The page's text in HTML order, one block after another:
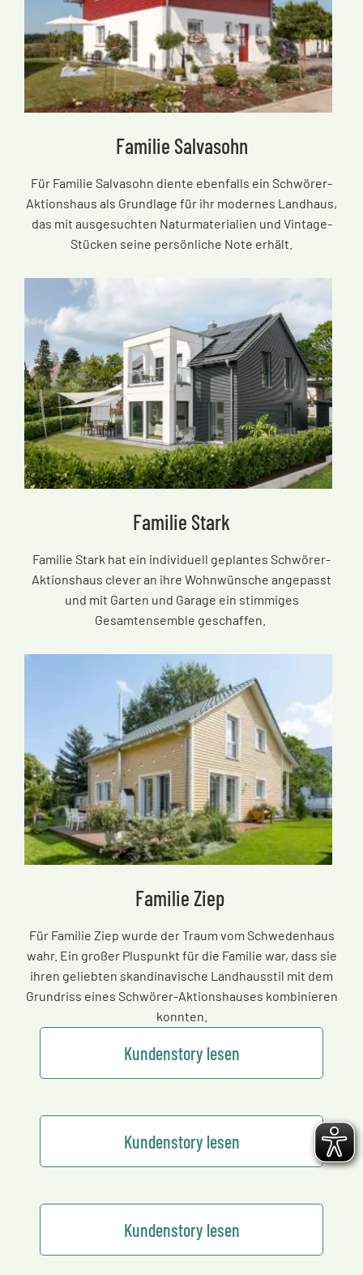
Familie Salvasohn
Für Familie Salvasohn diente ebenfalls ein Schwörer-
Aktionshaus als Grundlage für ihr modernes Landhaus,
das mit ausgesuchten Naturmaterialien und Vintage-
Stücken seine persönliche Note erhält.
Familie Stark
Familie Stark hat ein individuell geplantes Schwörer-
Aktionshaus clever an ihre Wohnwünsche angepasst
und mit Garten und Garage ein stimmiges
Gesamtensemble geschaffen.
Familie Ziep
Für Familie Ziep wurde der Traum vom Schwedenhaus
wahr. Ein großer Pluspunkt für die Familie war, dass sie
ihren geliebten skandinavische Landhausstil mit dem
Grundriss eines Schwörer-Aktionshauses kombinieren
konnten.
Kundenstory lesen
Kundenstory lesen
Kundenstory lesen